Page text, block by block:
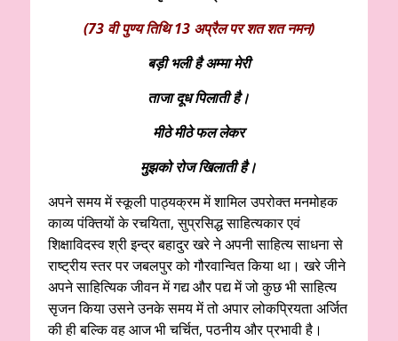
(73 वी पुण्य तिथि 13 अप्रैल पर शत शत नमन)
बड़ी भली है अम्मा मेरी
ताजा दूध पिलाती है।
मीठे मीठे फल लेकर
मुझको रोज खिलाती है।
अपने समय में स्कूली पाठ्यक्रम में शामिल उपरोक्त मनमोहक
काव्य पंक्तियों के रचयिता, सुप्रसिद्ध साहित्यकार एवं
शिक्षाविदस्व श्री इन्द्र बहादुर खरे ने अपनी साहित्य साधना से
राष्ट्रीय स्तर पर जबलपुर को गौरवान्वित किया था। खरे जीने
अपने साहित्यिक जीवन में गद्य और पद्य में जो कुछ भी साहित्य
सृजन किया उसने उनके समय में तो अपार ‌लोकप्रियता अर्जित
की ही बल्कि वह आज भी चर्चित, पठनीय और प्रभावी है।